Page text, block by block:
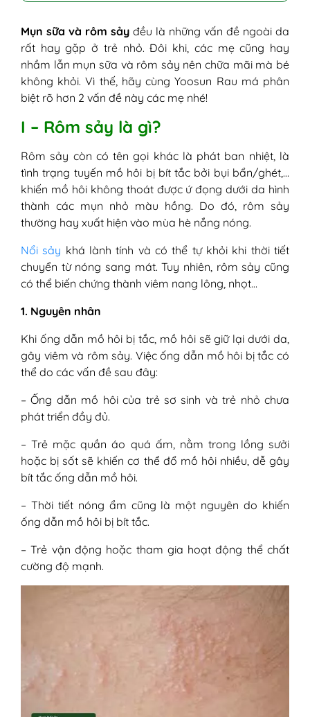
IV - Cách điều trị rôm sảy và mụn sữa
1. Điều trị rôm sảy
2. Điều trị mụn sữa
V - Cách phòng tránh rôm sảy và mụn sữa
1. Phòng tránh rôm sảy
Mụn sữa và rôm sảy đều là những vấn đề ngoài da
rất hay gặp ở trẻ nhỏ. Đôi khi, các mẹ cũng hay
nhầm lẫn mụn sữa và rôm sảy nên chữa mãi mà bé
không khỏi. Vì thế, hãy cùng Yoosun Rau má phân
biệt rõ hơn 2 vấn đề này các mẹ nhé!
I – Rôm sảy là gì?
Rôm sảy còn có tên gọi khác là phát ban nhiệt, là
tình trạng tuyến mồ hôi bị bít tắc bởi bụi bẩn/ghét,…
khiến mồ hôi không thoát được ứ đọng dưới da hình
thành các mụn nhỏ màu hồng. Do đó, rôm sảy
thường hay xuất hiện vào mùa hè nắng nóng.
Nổi sảy khá lành tính và có thể tự khỏi khi thời tiết
chuyển từ nóng sang mát. Tuy nhiên, rôm sảy cũng
có thể biến chứng thành viêm nang lông, nhọt…
1. Nguyên nhân
Khi ống dẫn mồ hôi bị tắc, mồ hôi sẽ giữ lại dưới da,
gây viêm và rôm sảy. Việc ống dẫn mồ hôi bị tắc có
thể do các vấn đề sau đây:
– Ống dẫn mồ hôi của trẻ sơ sinh và trẻ nhỏ chưa
phát triển đầy đủ.
– Trẻ mặc quần áo quá ấm, nằm trong lồng sưởi
hoặc bị sốt sẽ khiến cơ thể đổ mồ hôi nhiều, dễ gây
bít tắc ống dẫn mồ hôi.
– Thời tiết nóng ẩm cũng là một nguyên do khiến
ống dẫn mồ hôi bị bít tắc.
– Trẻ vận động hoặc tham gia hoạt động thể chất
cường độ mạnh.